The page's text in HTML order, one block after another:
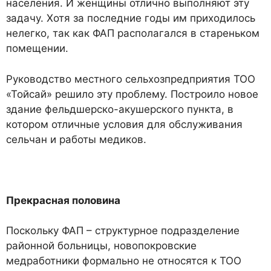
населения. И женщины отлично выполняют эту
задачу. Хотя за последние годы им приходилось
нелегко, так как ФАП располагался в стареньком
помещении.
Руководство местного сельхозпредприятия ТОО
«Тойсай» решило эту проблему. Построило новое
здание фельдшерско-акушерского пункта, в
котором отличные условия для обслуживания
сельчан и работы медиков.
Прекрасная половина
Поскольку ФАП – структурное подразделение
районной больницы, новопокровские
медработники формально не относятся к ТОО